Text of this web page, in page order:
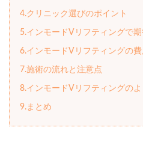
4.クリニック選びのポイント
5.インモードVリフティングで
6.インモードVリフティングの
7.施術の流れと注意点
8.インモードVリフティングの
9.まとめ